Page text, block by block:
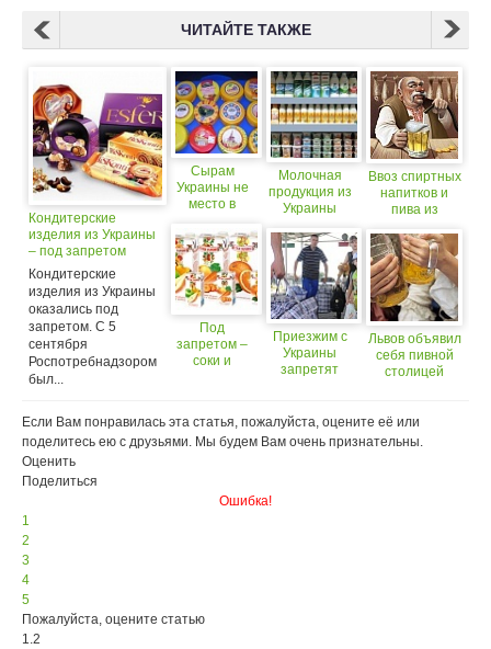
ЧИТАЙТЕ ТАКЖЕ
Кондитерские
изделия из Украины
– под запретом
Кондитерские
изделия из Украины
оказались под
запретом. С 5
сентября
Роспотребнадзором
был...
Сырам
Украины не
место в
Под
запретом –
соки и
Молочная
продукция из
Украины
под запретом
Приезжим с
Украины
запретят
Ввоз спиртных
напитков и
пива из
приостановлен
(18+)
Львов объявил
себя пивной
столицей
Если Вам понравилась эта статья, пожалуйста, оцените её или
поделитесь ею с друзьями. Мы будем Вам очень признательны.
Оценить
Поделиться
Ошибка!
1
2
3
4
5
Пожалуйста, оцените статью
1.2